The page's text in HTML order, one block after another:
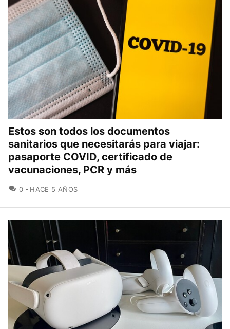
Estos son todos los documentos
sanitarios que necesitarás para viajar:
pasaporte COVID, certificado de
vacunaciones, PCR y más
0 COMENTARIOS
HACE 5 AÑOS